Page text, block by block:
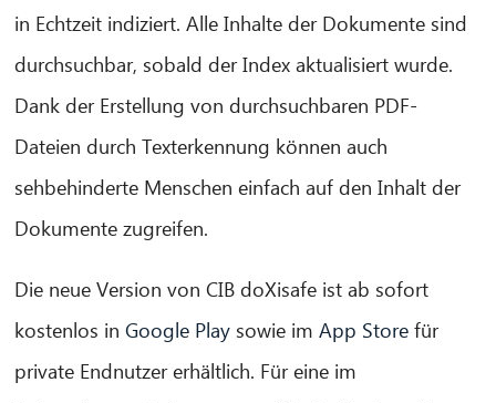
in Echtzeit indiziert. Alle Inhalte der Dokumente sind
durchsuchbar, sobald der Index aktualisiert wurde.
Dank der Erstellung von durchsuchbaren PDF-
Dateien durch Texterkennung können auch
sehbehinderte Menschen einfach auf den Inhalt der
Dokumente zugreifen.
Die neue Version von CIB doXisafe ist ab sofort
kostenlos inGoogle Play sowie imApp Store für
private Endnutzer erhältlich. Für eine im